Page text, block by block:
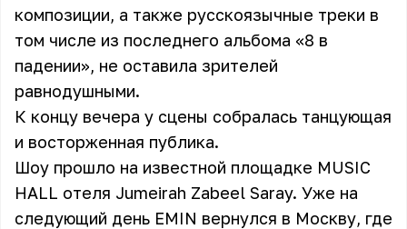
композиции, а также русскоязычные треки в
том числе из последнего альбома «8 в
падении», не оставила зрителей
равнодушными.
К концу вечера у сцены собралась танцующая
и восторженная публика.
Шоу прошло на известной площадке MUSIC
HALL отеля Jumeirah Zabeel Saray. Уже на
следующий день EMIN вернулся в Москву, где